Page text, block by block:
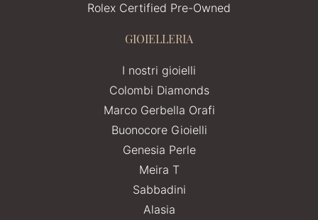
Rolex Certified Pre-Owned
GIOIELLERIA
I nostri gioielli
Colombi Diamonds
Marco Gerbella Orafi
Buonocore Gioielli
Genesia Perle
Meira T
Sabbadini
Alasia